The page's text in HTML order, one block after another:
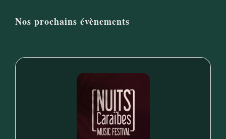
Nos prochains évènements